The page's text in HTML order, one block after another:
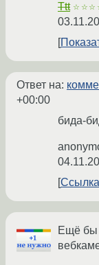
Ttt
Ответ на:
+00:00
бида-
Ссылка
Ещё бы